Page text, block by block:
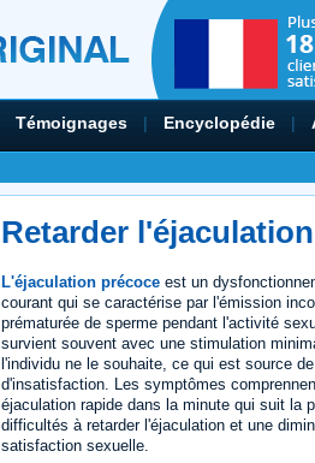
Témoignages | Encyclopédie |
Retarder
L'éjaculation précoce est un
courant qui se caractérise par l'émission
prématurée de sperme pendant l'activité
survient souvent avec une stimulation
l'individu ne le souhaite, ce qui est source
d'insatisfaction. Les symptômes
éjaculation rapide dans la minute qui suit la
difficultés à retarder l'éjaculation et une
satisfaction sexuelle.